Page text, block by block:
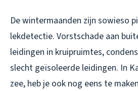
De wintermaanden zijn sowieso
lekdetectie. Vorstschade aan
leidingen in kruipruimtes,
slecht geïsoleerde leidingen. In
zee, heb je ook nog eens te